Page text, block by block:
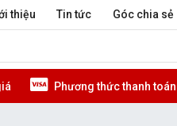
thiệu Tin tức Góc chia sẻ
Phương thức thanh toán